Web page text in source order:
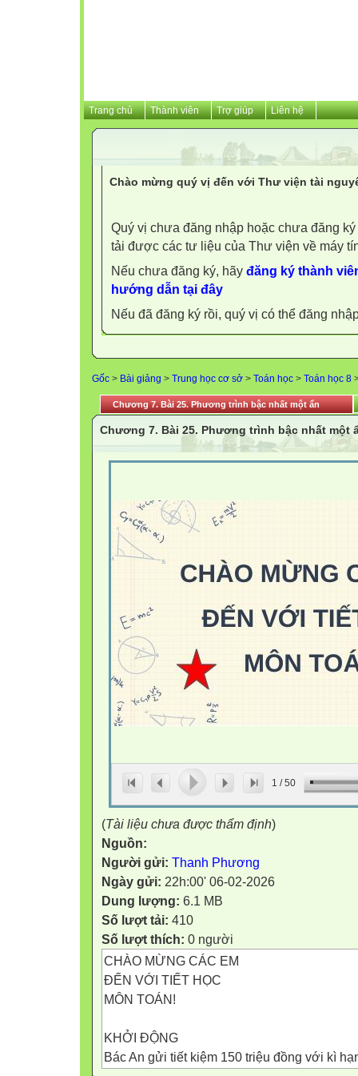
Trang chủ Thành viên Trợ giúp Liên hệ
Chào mừng quý vị đến với Thư viện tài
Quý vị chưa đăng nhập hoặc chưa đăng
tải được các tư liệu của Thư viện về máy
Nếu chưa đăng ký, hãy đăng ký thành
hướng dẫn tại đây
Nếu đã đăng ký rồi, quý vị có thể đăng
Gốc > Bài giảng > Trung học cơ sở > Toán học > Toán học 8
Chương 7. Bài 25. Phương trình bậc nhất một ẩn
Chương 7. Bài 25. Phương trình bậc nhất một
1 /50
(Tài liệu chưa được thẩm định)
Nguồn:
Người gửi: Thanh Phương
Ngày gửi: 22h:00' 06-02-2026
Dung lượng: 6.1 MB
Số lượt tải: 410
Số lượt thích: 0 người
CHÀO MỪNG CÁC EM
ĐẾN VỚI TIẾT HỌC
MÔN TOÁN!
KHỞI ĐỘNG
Bác An gửi tiết kiệm 150 triệu đồng với kì